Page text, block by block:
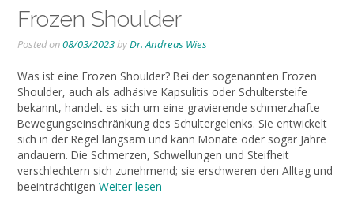
Frozen Shoulder
Posted on08/03/2023byDr. Andreas Wies
Was ist eine Frozen Shoulder? Bei der sogenannten Frozen
Shoulder, auch als adhäsive Kapsulitis oder Schultersteife
bekannt, handelt es sich um eine gravierende schmerzhafte
Bewegungseinschränkung des Schultergelenks. Sie entwickelt
sich in der Regel langsam und kann Monate oder sogar Jahre
andauern. Die Schmerzen, Schwellungen und Steifheit
verschlechtern sich zunehmend; sie erschweren den Alltag und
beeinträchtigen Weiter lesen